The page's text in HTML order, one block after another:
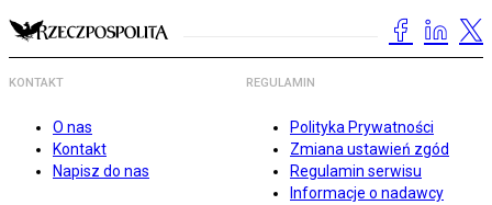
KONTAKT
O nas
Kontakt
Napisz do nas
REGULAMIN
Polityka Prywatności
Zmiana ustawień zgód
Regulamin serwisu
Informacje o nadawcy